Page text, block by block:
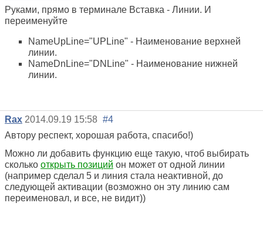
Руками, прямо в терминале Вставка - Линии. И
переименуйте
NameUpLine="UPLine" - Наименование верхней
линии.
NameDnLine="DNLine" - Наименование нижней
линии.
Rax 2014.09.19 15:58 #4
Автору респект, хорошая работа, спасибо!)
Можно ли добавить функцию еще такую, чтоб выбирать
сколько открыть позиций он может от одной линии
(например сделал 5 и линия стала неактивной, до
следующей активации (возможно он эту линию сам
переименовал, и все, не видит))